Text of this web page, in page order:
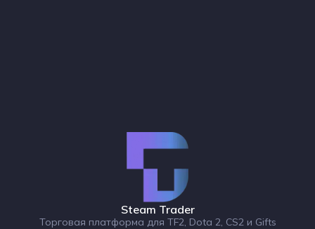
Steam Trader
Торговая платформа для TF2, Dota 2, CS2 и Gifts